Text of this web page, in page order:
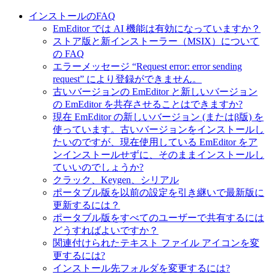
インストールのFAQ
EmEditor では AI 機能は有効になっていますか？
ストア版と新インストーラー（MSIX）について
の FAQ
エラーメッセージ “Request error: error sending
request” により登録ができません。
古いバージョンの EmEditor と新しいバージョン
の EmEditor を共存させることはできますか?
現在 EmEditor の新しいバージョン (またはβ版) を
使っています。古いバージョンをインストールし
たいのですが、現在使用している EmEditor をア
ンインストールせずに、そのままインストールし
ていいのでしょうか?
クラック、Keygen、シリアル
ポータブル版を以前の設定を引き継いで最新版に
更新するには？
ポータブル版をすべてのユーザーで共有するには
どうすればよいですか？
関連付けられたテキスト ファイル アイコンを変
更するには?
インストール先フォルダを変更するには?